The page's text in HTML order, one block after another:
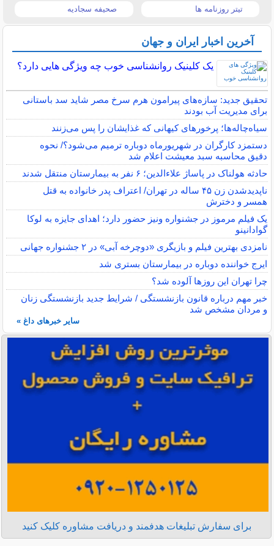
تیتر روزنامه ها صحیفه سجادیه
آخرین اخبار ایران و جهان
یک کلینیک روانشناسی خوب چه ویژگی هایی دارد؟
تحقیق جدید: سازه‌های پیرامون هرم سرخ مصر شاید سد باستانی
برای مدیریت آب بودند
سیاه‌چاله‌ها؛ پرخورهای کیهانی که غذایشان را پس می‌زنند
دستمزد کارگران در شهریورماه دوباره ترمیم می‌شود؟/ نحوه
دقیق محاسبه سبد معیشت اعلام شد
حادثه هولناک در پاساژ علاءالدین؛ ۶ نفر به بیمارستان منتقل شدند
ناپدیدشدن زن ۴۵ ساله در تهران/ اعتراف پدر خانواده به قتل
همسر و دخترش
یک فیلم مرموز در جشنواره ونیز حضور دارد؛ اهدای جایزه به لوکا
گوادانینو
نامزدی بهترین فیلم و بازیگری «دوچرخه آبی» در ۲ جشنواره جهانی
ایرج خواننده دوباره در بیمارستان بستری شد
چرا تهران این روزها آلوده شد؟
خبر مهم درباره قانون بازنشستگی / شرایط جدید بازنشستگی زنان
و مردان مشخص شد
سایر خبرهای داغ »
برای سفارش تبلیغات هدفمند و دریافت مشاوره کلیک کنید